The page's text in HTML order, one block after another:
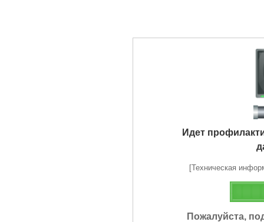
Идет
[Техническая
Пожалуйста,